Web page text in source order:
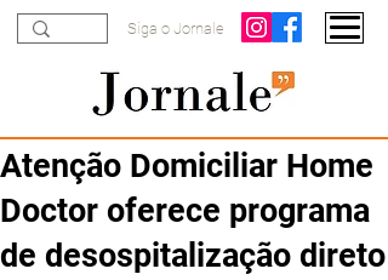
Siga o Jornale
Atenção Domiciliar Home
Doctor oferece programa
de desospitalização direto